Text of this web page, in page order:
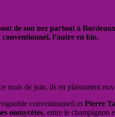
son nez partout à
l’autre en bio.
mois de juin, ils en plaisantent
conventionnel) et Pierre
oomycètes, entre le champignon